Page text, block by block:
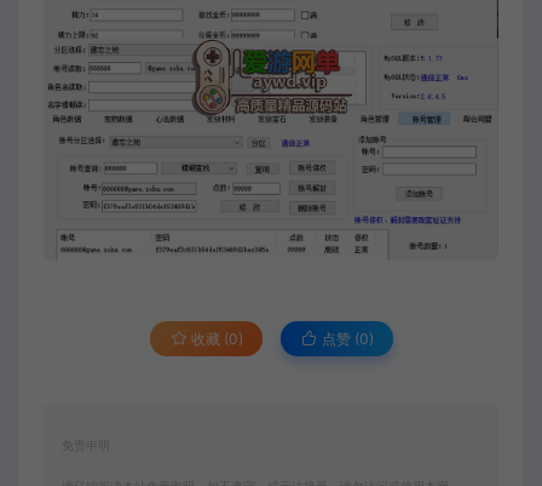
收藏 (0) 点赞 (0)
免责申明